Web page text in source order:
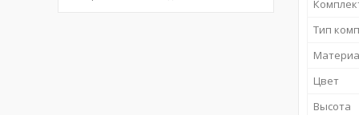
Тип
Цвет
Высота